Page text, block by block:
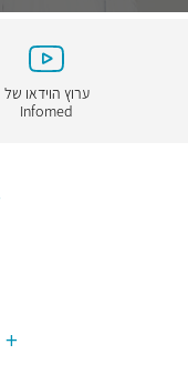
ערוץ הוידאו של
Infomed